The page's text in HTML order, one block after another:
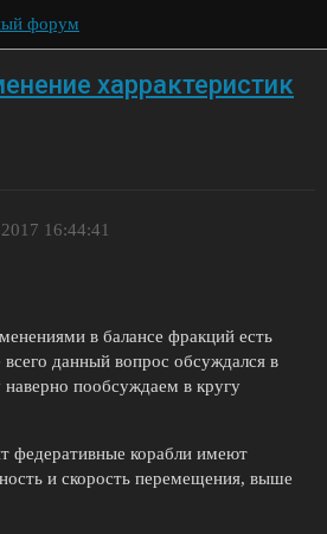
форум
харрактеристик
16:44:41
в балансе фракций есть
данный вопрос обсуждался в
пообсуждаем в кругу
федеративные корабли имеют
и скорость перемещения, выше